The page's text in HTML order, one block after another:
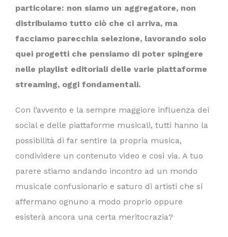
particolare: non siamo un aggregatore, non
distribuiamo tutto ciò che ci arriva, ma
facciamo parecchia selezione, lavorando solo
quei progetti che pensiamo di poter spingere
nelle playlist editoriali delle varie piattaforme
streaming, oggi fondamentali.
Con l’avvento e la sempre maggiore influenza dei
social e delle piattaforme musicali, tutti hanno la
possibilità di far sentire la propria musica,
condividere un contenuto video e così via. A tuo
parere stiamo andando incontro ad un mondo
musicale confusionario e saturo di artisti che si
affermano ognuno a modo proprio oppure
esisterà ancora una certa meritocrazia?